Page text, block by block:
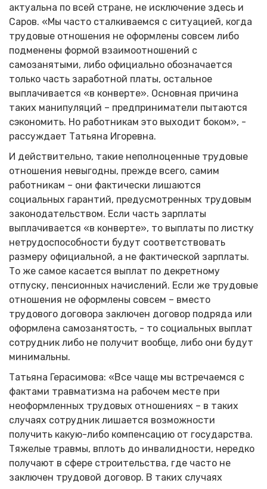
актуальна по всей стране, не исключение здесь и
Саров. «Мы часто сталкиваемся с ситуацией, когда
трудовые отношения не оформлены совсем либо
подменены формой взаимоотношений с
самозанятыми, либо официально обозначается
только часть заработной платы, остальное
выплачивается «в конверте». Основная причина
таких манипуляций – предприниматели пытаются
сэкономить. Но работникам это выходит боком», -
рассуждает Татьяна Игоревна.
И действительно, такие неполноценные трудовые
отношения невыгодны, прежде всего, самим
работникам – они фактически лишаются
социальных гарантий, предусмотренных трудовым
законодательством. Если часть зарплаты
выплачивается «в конверте», то выплаты по листку
нетрудоспособности будут соответствовать
размеру официальной, а не фактической зарплаты.
То же самое касается выплат по декретному
отпуску, пенсионных начислений. Если же трудовые
отношения не оформлены совсем – вместо
трудового договора заключен договор подряда или
оформлена самозанятость, - то социальных выплат
сотрудник либо не получит вообще, либо они будут
минимальны.
Татьяна Герасимова: «Все чаще мы встречаемся с
фактами травматизма на рабочем месте при
неоформленных трудовых отношениях – в таких
случаях сотрудник лишается возможности
получить какую-либо компенсацию от государства.
Тяжелые травмы, вплоть до инвалидности, нередко
получают в сфере строительства, где часто не
заключен трудовой договор. В таких случаях